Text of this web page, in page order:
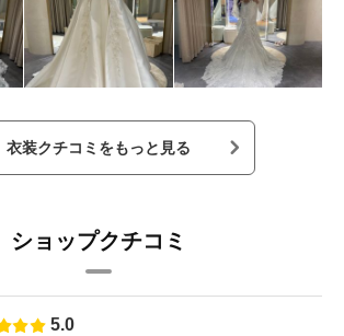
衣装クチコミをもっと見る
ショップクチコミ
5.0